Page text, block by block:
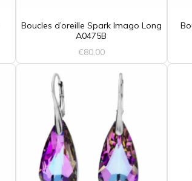
Boucles d’oreille Spark Imago Long
A0475B
€80,00